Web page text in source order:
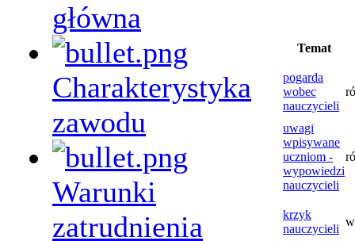
główna
Charakterystyka
zawodu
Warunki
zatrudnienia
Temat
pogarda
wobec
nauczycieli
uwagi
wpisywane
uczniom -
wypowiedzi
nauczycieli
krzyk
nauczycieli